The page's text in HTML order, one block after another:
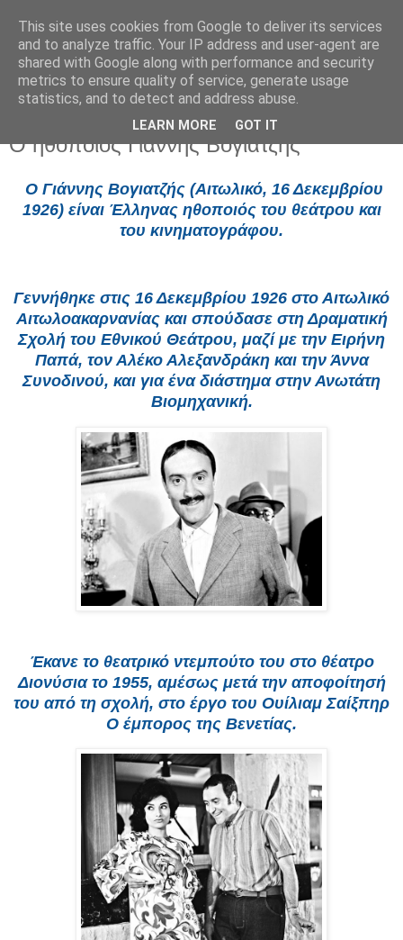
Δευτέρα 15 Ιουνίου 2026
Ο ηθοποιός Γιάννης Βογιατζής
Ο Γιάννης Βογιατζής (Αιτωλικό, 16 Δεκεμβρίου
1926) είναι Έλληνας ηθοποιός του θεάτρου και
του κινηματογράφου.
Γεννήθηκε στις 16 Δεκεμβρίου 1926 στο Αιτωλικό
Αιτωλοακαρνανίας και σπούδασε στη Δραματική
Σχολή του Εθνικού Θεάτρου, μαζί με την Ειρήνη
Παπά, τον Αλέκο Αλεξανδράκη και την Άννα
Συνοδινού, και για ένα διάστημα στην Ανωτάτη
Βιομηχανική.
Έκανε το θεατρικό ντεμπούτο του στο θέατρο
Διονύσια το 1955, αμέσως μετά την αποφοίτησή
του από τη σχολή, στο έργο του Ουίλιαμ Σαίξπηρ
Ο έμπορος της Βενετίας.
This site uses cookies from Google to deliver its services
and to analyze traffic. Your IP address and user-agent are
shared with Google along with performance and security
metrics to ensure quality of service, generate usage
statistics, and to detect and address abuse.
LEARN MORE GOT IT